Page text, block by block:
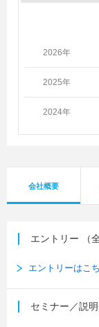
2026年
2025年
2024年
会社概要
エントリー （
エントリーはこ
セミナー／説